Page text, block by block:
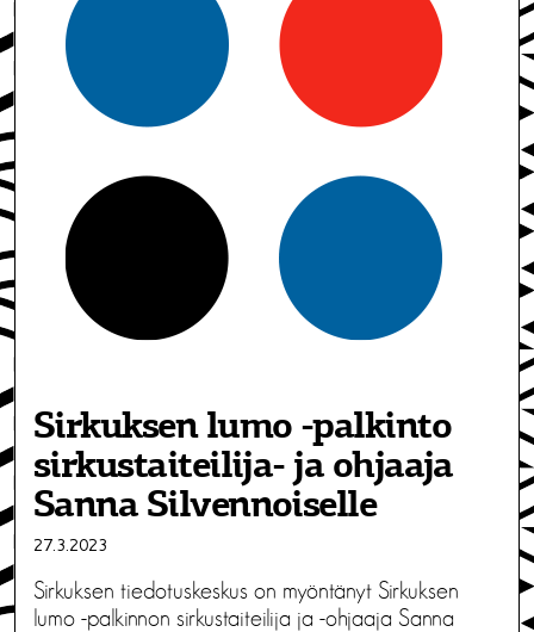
Sirkuksen lumo -palkinto
sirkustaiteilija- ja ohjaaja
Sanna Silvennoiselle
27.3.2023
Sirkuksen tiedotuskeskus on myöntänyt Sirkuksen
lumo -palkinnon sirkustaiteilija ja -ohjaaja Sanna